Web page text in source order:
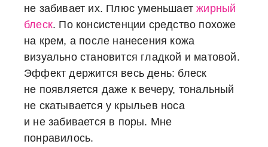
не забивает их. Плюс уменьшаетжирный
блеск. По консистенции средство похоже
на крем, а после нанесения кожа
визуально становится гладкой и матовой.
Эффект держится весь день: блеск
не появляется даже к вечеру, тональный
не скатывается у крыльев носа
и не забивается в поры. Мне
понравилось.